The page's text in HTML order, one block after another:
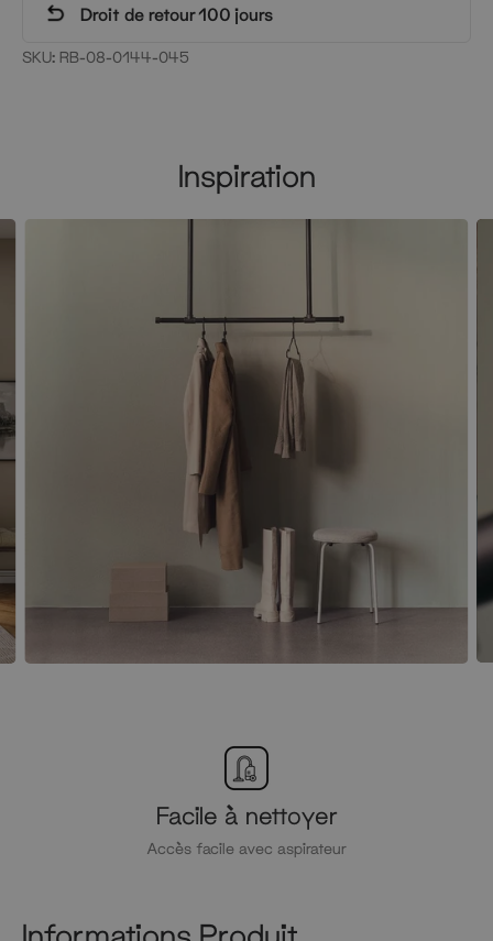
Droit de retour 100 jours
SKU: RB-08-0144-045
Inspiration
Facile à nettoyer
Accès facile avec aspirateur